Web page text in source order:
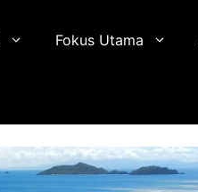
Fokus Utama